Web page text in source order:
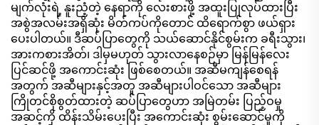
မျက်လုံးရဲ့ နူးညံ့တဲ့ နေရာကို လေးစားဖို့ အထူးပြုလုပ်ထားပြီး
အစွဲအလမ်းအရှိဆုံး မိတ်ကပ်ကိုတောင် ထိရောက်စွာ ဖယ်ရှား
ပေးပါတယ်။ ဒီဆပ်ပြာတွေကို သယ်ဆောင်နိုင်စွမ်းက ခရီးသွား၊
အားကစားအိတ်၊ ဒါမှမဟုတ် သွားလာနေစဉ်မှာ မြန်မြန်လေး
ပြင်ဆင်ဖို့ အကောင်းဆုံး ဖြစ်စေတယ်။ အဆီမကျန်စေရန်
အတွက် အဆီများနှင့်အတူ အဆီများပါဝင်သော အဆီများ
ကြိုတင်စိုစွတ်ထားတဲ့ ဆပ်ပြာတွေဟာ အမြဲတမ်း ပြည့်ဝမှု
အဆင့်ကို ထိန်းသိမ်းပေးပြီး အကောင်းဆုံး စွမ်းဆောင်မှုကို